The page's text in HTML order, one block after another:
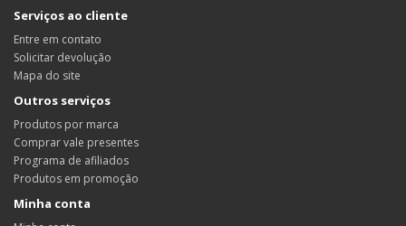
Serviços ao cliente
Entre em contato
Solicitar devolução
Mapa do site
Outros serviços
Produtos por marca
Comprar vale presentes
Programa de afiliados
Produtos em promoção
Minha conta